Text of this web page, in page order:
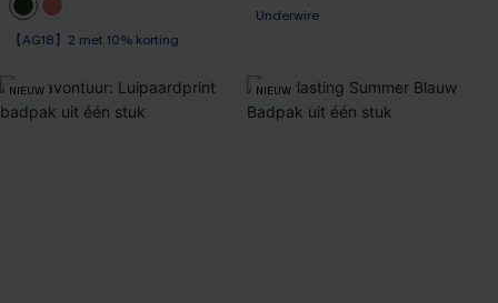
【AG18】2 met 10% korting
Op voorraad
Underwire
NIEUW NIEUW